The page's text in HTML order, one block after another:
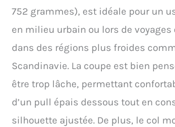
752 grammes), est idéale pour un
en milieu urbain ou lors de voyages
dans des régions plus froides
Scandinavie. La coupe est bien
être trop lâche, permettant
d’un pull épais dessous tout en
silhouette ajustée. De plus, le col